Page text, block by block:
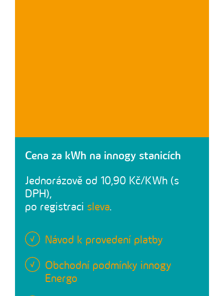
Cena za kWh na innogy stanicích
Jednorázově od 10,90 Kč/KWh (s
DPH),
po registraci sleva.
Návod k provedení platby
Obchodní podmínky innogy
Energo